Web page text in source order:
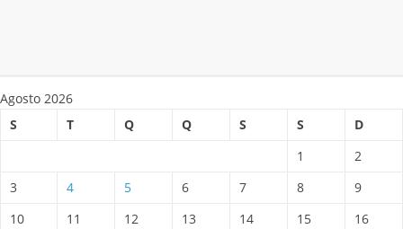
Agosto 2026
S
T Q Q S S
D
1
2
3
4 5 6 7 8
9
10
11 12 13 14 15
16